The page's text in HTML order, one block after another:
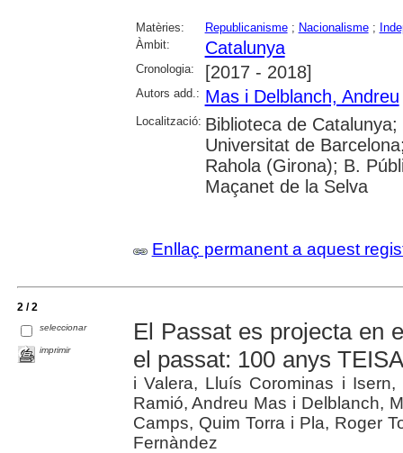
Matèries: Republicanisme; Nacionalisme;
Àmbit:
Catalunya
Cronologia: [2017 - 2018]
Autors add.: Mas i Delblanch, Andreu
Localització: Biblioteca de
Universitat de
Rahola (Girona); B.
Maçanet de la Selva
Enllaç permanent a aquest
2 / 2
seleccionar
imprimir
El Passat es projecta en
el passat: 100 anys
i Valera, Lluís Corominas i
Ramió, Andreu Mas i Delblanch,
Camps, Quim Torra i Pla, Roger
Fernàndez